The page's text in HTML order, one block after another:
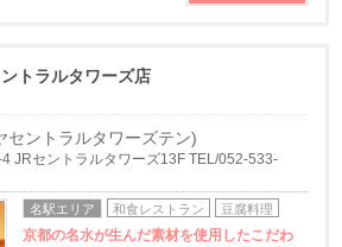
トラルタワーズ店
セントラルタワーズテン)
JRセントラルタワーズ13F TEL/052-533-
名駅エリア 和食レストラン 豆腐料理
京都の名水が生んだ素材を使用したこだわ